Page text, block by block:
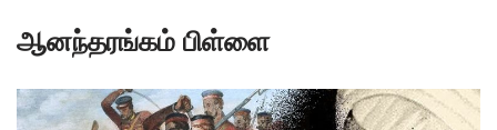
ஆனந்தரங்கம் பிள்ளை